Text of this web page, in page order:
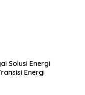
Solusi Energi
Energi